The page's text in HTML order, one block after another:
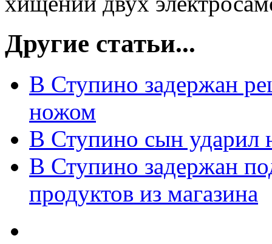
Другие статьи...
В Ступино задержан
ножом
В Ступино сын ударил
В Ступино задержан
продуктов из магазина